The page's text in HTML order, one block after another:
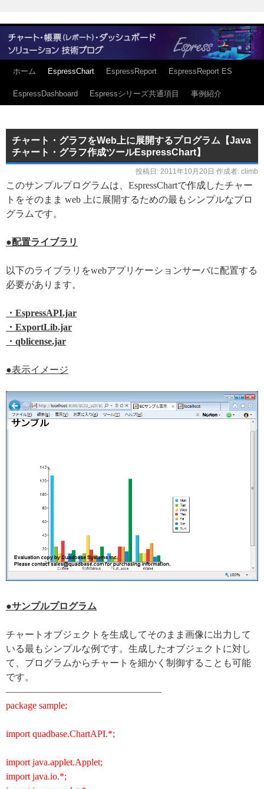
ホーム EspressChart EspressReport EspressReport ES
EspressDashboard Espressシリーズ共通項目 事例紹介
チャート・グラフをWeb上に展開するプログラム【Java
チャート・グラフ作成ツールEspressChart】
投稿日: 2011年10月20日 作成者: climb
このサンプルプログラムは、EspressChartで作成したチャー
トをそのまま web 上に展開するための最もシンプルなプロ
グラムです。
●配置ライブラリ
以下のライブラリをwebアプリケーションサーバに配置する
必要があります。
・EspressAPI.jar
・ExportLib.jar
・qblicense.jar
●表示イメージ
●サンプルプログラム
チャートオブジェクトを生成してそのまま画像に出力して
いる最もシンプルな例です。生成したオブジェクトに対し
て、プログラムからチャートを細かく制御することも可能
です。
————————————————–
package sample;
import quadbase.ChartAPI.*;
import java.applet.Applet;
import java.io.*;